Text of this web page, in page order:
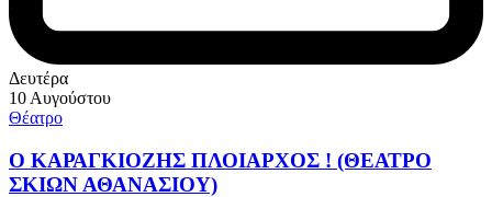
Δευτέρα
10 Αυγούστου
Θέατρο
Ο ΚΑΡΑΓΚΙΟΖΗΣ ΠΛΟΙΑΡΧΟΣ ! (ΘΕΑΤΡΟ
ΣΚΙΩΝ ΑΘΑΝΑΣΙΟΥ)